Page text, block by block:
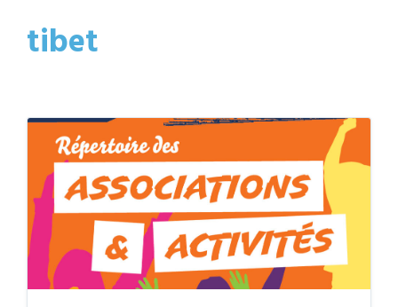
tibet
couverture
répertoire
2021-
2022